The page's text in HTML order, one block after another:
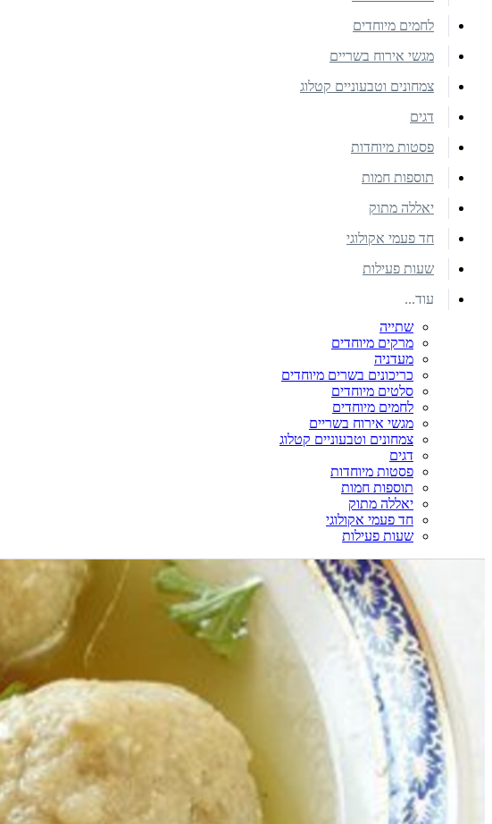
לחמים מיוחדים
מגשי אירוח בשריים
צמחונים וטבעוניים קטלוג
דגים
פסטות מיוחדות
תוספות חמות
יאללה מתוק
חד פעמי אקולוגי
שעות פעילות
עוד...
שתייה
מרקים מיוחדים
מעדניה
כריכונים בשרים מיוחדים
סלטים מיוחדים
לחמים מיוחדים
מגשי אירוח בשריים
צמחונים וטבעוניים קטלוג
דגים
פסטות מיוחדות
תוספות חמות
יאללה מתוק
חד פעמי אקולוגי
שעות פעילות